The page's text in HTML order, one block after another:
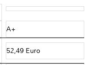
A+
52,49 Euro